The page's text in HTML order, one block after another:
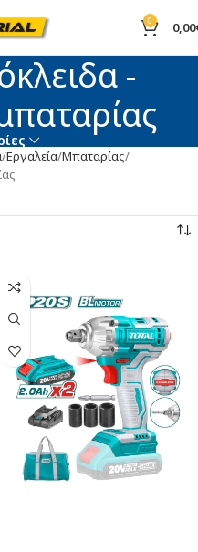
0 0,00
-
Εργαλεία Μπαταρίας